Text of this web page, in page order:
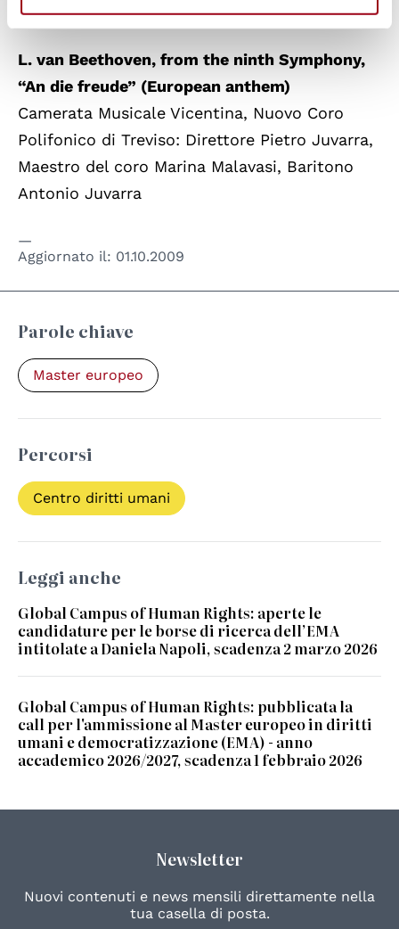
L. van Beethoven, from the ninth Symphony,
“An die freude” (European anthem)
Camerata Musicale Vicentina, Nuovo Coro
Polifonico di Treviso: Direttore Pietro Juvarra,
Maestro del coro Marina Malavasi, Baritono
Antonio Juvarra
Aggiornato il: 01.10.2009
Parole chiave
Master europeo
Percorsi
Centro diritti umani
Leggi anche
Global Campus of Human Rights: aperte le
candidature per le borse di ricerca dell’EMA
intitolate a Daniela Napoli, scadenza 2 marzo 2026
Global Campus of Human Rights: pubblicata la
call per l'ammissione al Master europeo in diritti
umani e democratizzazione (EMA) - anno
accademico 2026/2027, scadenza 1 febbraio 2026
Newsletter
Nuovi contenuti e news mensili direttamente nella
tua casella di posta.